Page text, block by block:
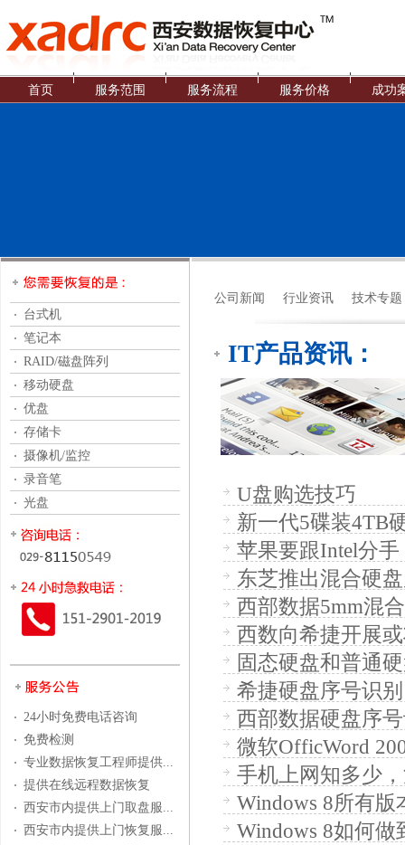
首页 服务范围 服务流程 服务价格 成功
台式机
笔记本
RAID/磁盘阵列
移动硬盘
优盘
存储卡
摄像机/监控
录音笔
光盘
24小时免费电话咨询
免费检测
专业数据恢复工程师提供...
提供在线远程数据恢复
西安市内提供上门取盘服...
西安市内提供上门恢复服...
公司新闻 行业资讯 技术专题
IT产品资讯：
U盘购选技巧
新一代5碟装4TB
苹果要跟Intel分
东芝推出混合硬
西部数据5mm混
西数向希捷开展
固态硬盘和普通
希捷硬盘序号识别
西部数据硬盘序
微软OfficWord
手机上网知多少
Windows 8所有
Windows 8如何